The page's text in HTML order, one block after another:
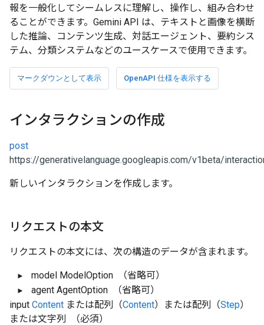
報を一般化してシームレスに理解し、操作し、組み合わせ
ることができます。Gemini API は、テキストと画像を横断
した推論、コンテンツ生成、対話エージェント、要約シス
テム、分類システムなどのユースケースで使用できます。
マークダウンとして表示 OpenAPI 仕様を表示する
インタラクションの作成
post
https://generativelanguage.googleapis.com/v1beta/
新しいインタラクションを作成します。
リクエストの本文
リクエストの本文には、次の構造のデータが含まれます。
model ModelOption
（省略可）
agent AgentOption
（省略可）
input Content または配列（Content）または配列（Step）
または文字列
（必須）